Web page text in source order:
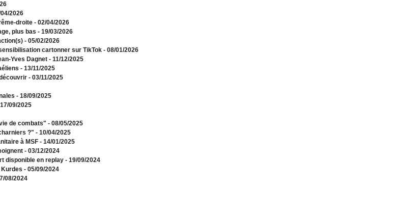
2026
droite - 02/04/2026
plus bas - 19/03/2026
- 05/02/2026
cartonner sur TikTok - 08/01/2026
Yves Dagnet - 11/12/2025
- 13/11/2025
- 03/11/2025
- 18/09/2025
09/2025
de combats" - 08/05/2025
?" - 10/04/2025
à MSF - 14/01/2025
- 03/12/2024
disponible en replay - 19/09/2024
- 05/09/2024
08/2024